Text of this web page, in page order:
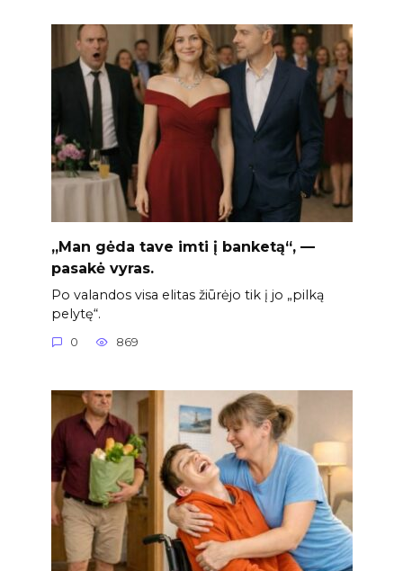
„Man gėda tave imti į banketą“, —
pasakė vyras.
Po valandos visa elitas žiūrėjo tik į jo „pilką
pelytę“.
0 869